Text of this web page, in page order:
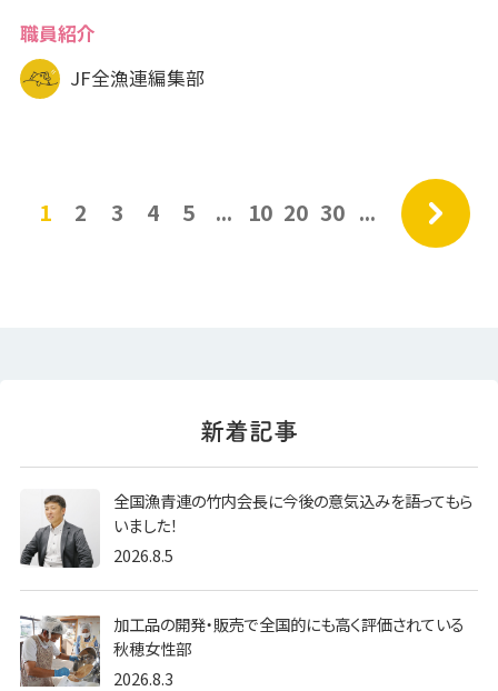
職員紹介
JF全漁連編集部
1 2 3 4 5 ... 10 20 30 ... »
全国漁青連の竹内会長に今後の意気込みを語ってもら
いました！
2026.8.5
加工品の開発・販売で全国的にも高く評価されている
秋穂女性部
2026.8.3